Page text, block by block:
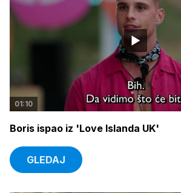
01:10
Boris ispao iz 'Love Islanda UK'
GLEDAJ